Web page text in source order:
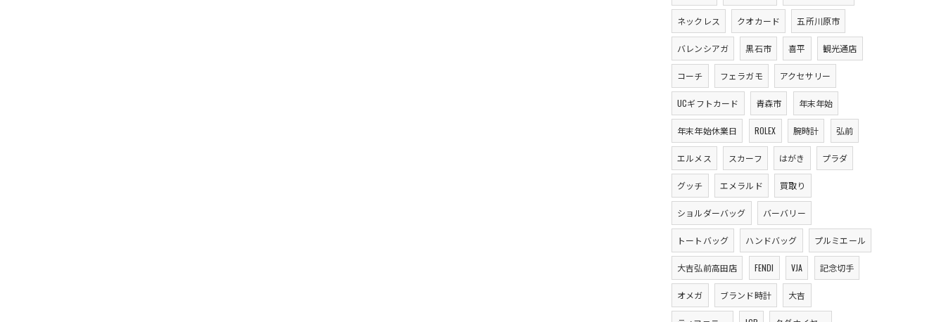
ネックレス クオカード 五所川原市
バレンシアガ 黒石市 喜平 観光通店
コーチ フェラガモ アクセサリー
UCギフトカード 青森市 年末年始
年末年始休業日 ROLEX 腕時計 弘前
エルメス スカーフ はがき プラダ
グッチ エメラルド 買取り
ショルダーバッグ バーバリー
トートバッグ ハンドバッグ プルミエール
大吉弘前高田店 FENDI VJA 記念切手
オメガ ブランド時計 大吉